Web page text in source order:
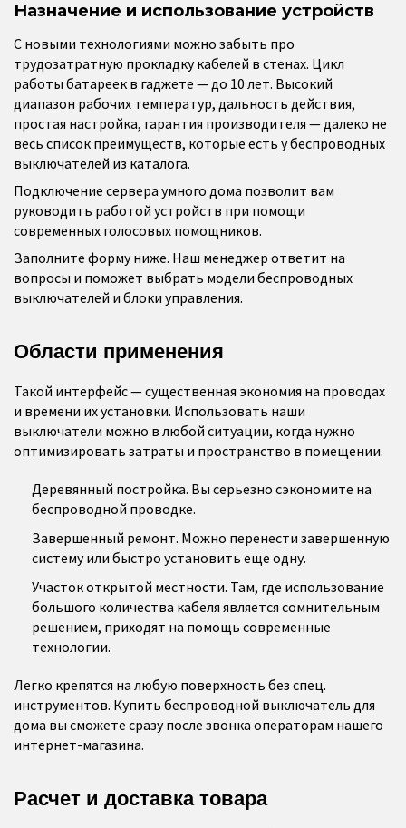
Назначение и использование устройств
С новыми технологиями можно забыть про
трудозатратную прокладку кабелей в стенах. Цикл
работы батареек в гаджете — до 10 лет. Высокий
диапазон рабочих температур, дальность действия,
простая настройка, гарантия производителя — далеко не
весь список преимуществ, которые есть у беспроводных
выключателей из каталога.
Подключение сервера умного дома позволит вам
руководить работой устройств при помощи
современных голосовых помощников.
Заполните форму ниже. Наш менеджер ответит на
вопросы и поможет выбрать модели беспроводных
выключателей и блоки управления.
Области применения
Такой интерфейс — существенная экономия на проводах
и времени их установки. Использовать наши
выключатели можно в любой ситуации, когда нужно
оптимизировать затраты и пространство в помещении.
Деревянный постройка. Вы серьезно сэкономите на
беспроводной проводке.
Завершенный ремонт. Можно перенести завершенную
систему или быстро установить еще одну.
Участок открытой местности. Там, где использование
большого количества кабеля является сомнительным
решением, приходят на помощь современные
технологии.
Легко крепятся на любую поверхность без спец.
инструментов. Купить беспроводной выключатель для
дома вы сможете сразу после звонка операторам нашего
интернет-магазина.
Расчет и доставка товара